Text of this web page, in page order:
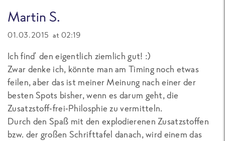
Martin S.
01.03.2015 at 02:19
Ich find' den eigentlich ziemlich gut! :)
Zwar denke ich, könnte man am Timing noch etwas
feilen, aber das ist meiner Meinung nach einer der
besten Spots bisher, wenn es darum geht, die
Zusatzstoff-frei-Philosphie zu vermitteln.
Durch den Spaß mit den explodierenen Zusatzstoffen
bzw. der großen Schrifttafel danach, wird einem das